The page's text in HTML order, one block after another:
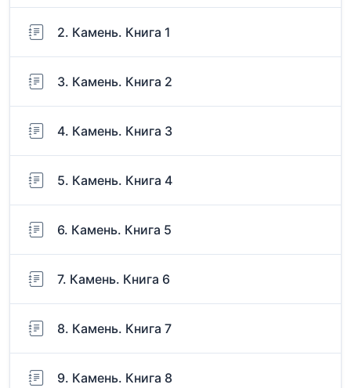
2. Камень. Книга 1
3. Камень. Книга 2
4. Камень. Книга 3
5. Камень. Книга 4
6. Камень. Книга 5
7. Камень. Книга 6
8. Камень. Книга 7
9. Камень. Книга 8